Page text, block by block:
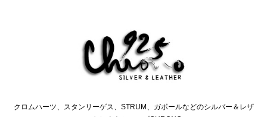
クロムハーツ、スタンリーゲス、STRUM、ガボールなどのシルバー＆レザ